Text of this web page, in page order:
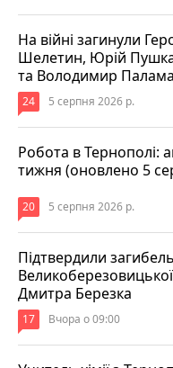
На війні загинули
Шелетин, Юрій
та Володимир
24 5 серпня 2026 р.
Робота в Тернополі:
тижня (оновлено 5
20 5 серпня 2026 р.
Підтвердили
Дмитра Березка
17 Вчора о 09:00